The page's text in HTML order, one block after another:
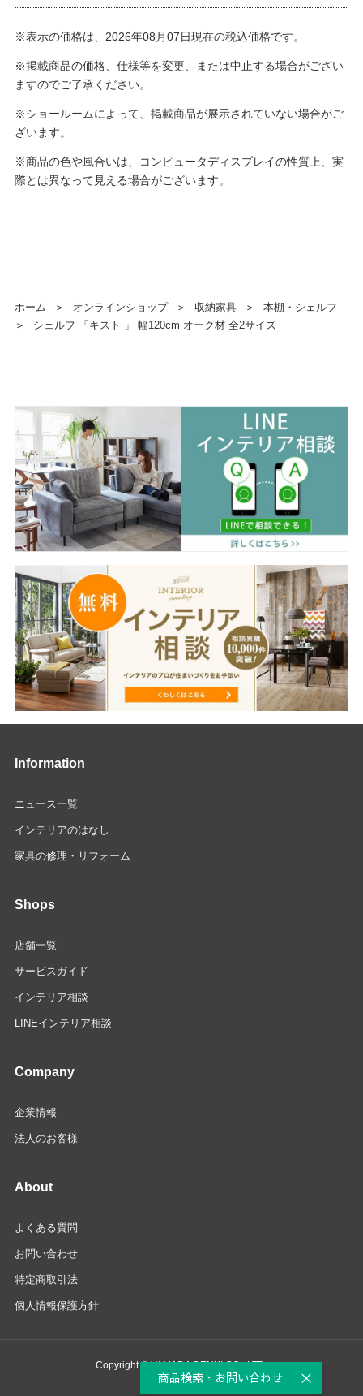
※表示の価格は、2026年08月07日現在の税込価格です。
※掲載商品の価格、仕様等を変更、または中止する場合がござい
ますのでご了承ください。
※ショールームによって、掲載商品が展示されていない場合がご
ざいます。
※商品の色や風合いは、コンピュータディスプレイの性質上、実
際とは異なって見える場合がございます。
ホーム ＞ オンラインショップ ＞ 収納家具 ＞
本棚・シェルフ
＞
シェルフ 「キスト 」 幅120cm オーク材 全2サイズ
Information
ニュース一覧
インテリアのはなし
家具の修理・リフォーム
Shops
店舗一覧
サービスガイド
インテリア相談
LINEインテリア相談
Company
企業情報
法人のお客様
About
よくある質問
お問い合わせ
特定商取引法
個人情報保護方針
Copyright © YAMADA DENKI CO., LTD.
商品検索・お問い合わせ